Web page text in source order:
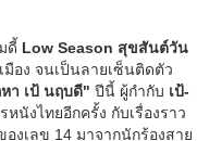
ดี้ Low Season สุขสันต์วัน
อง จนเป็นลายเซ็นติดตัว
า เป้ นฤบดี" ปีนี้ ผู้กำกับ เป้-
นังไทยอีกครั้ง กับเรื่องราว
งเลข 14 มาจากนักร้องสาย